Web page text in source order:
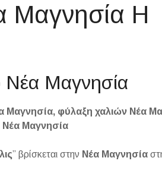
Μαγνησία Η
Νέα Μαγνησία
Μαγνησία, φύλαξη χαλιών Νέα
Νέα Μαγνησία
” βρίσκεται στην Νέα Μαγνησία